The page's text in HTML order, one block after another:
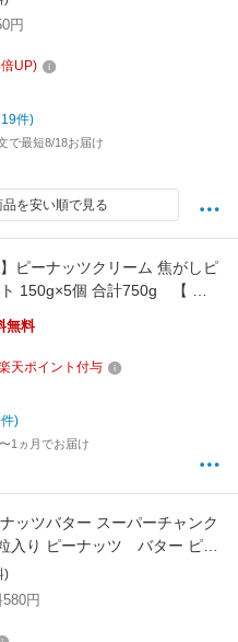
つまみ 落花生 千葉県産 ピーナ
円
倍UP)
件)
で最短8/18お届け
品を安い順で見る
】ピーナッツクリーム 焦がしピ
150g×5個 合計750g 【 ジ
ースト ピーナッツバター 落
無料
天ポイント付与
)
1ヵ月でお届け
ッツバター スーパーチャンク
入り ピーナッツ バター ピー
CRUNCHY PEANUT
)
円